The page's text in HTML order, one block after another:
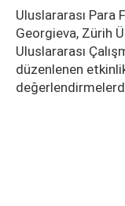
Uluslararası Para
Georgieva, Zürih
Uluslararası
düzenlenen